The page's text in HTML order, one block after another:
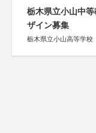
栃木県立小山中
ザイン募集
栃木県立小山高等学校